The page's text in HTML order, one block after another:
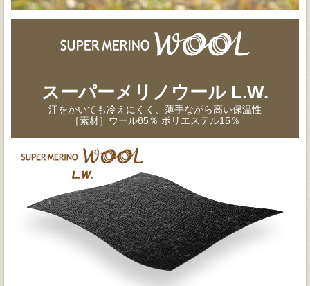
スーパーメリノウール L.W.
汗をかいても冷えにくく、薄手ながら高い保温性
［素材］ウール85％ ポリエステル15％